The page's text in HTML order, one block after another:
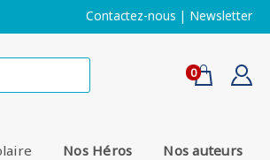
Contactez-nous | Newsletter
0
Nos Héros Nos auteurs